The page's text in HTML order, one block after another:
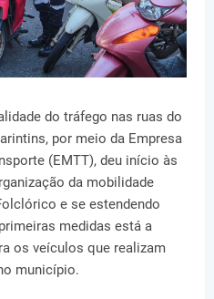
do tráfego nas ruas do
por meio da Empresa
(EMTT), deu início às
da mobilidade
e se estendendo
medidas está a
os veículos que realizam
município.